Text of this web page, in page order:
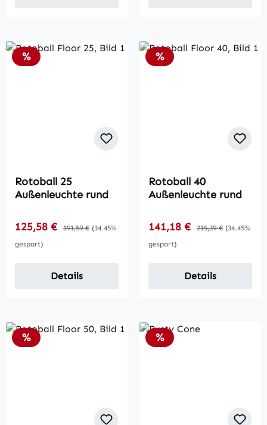
Rabatt
%
Rotoball 25
Außenleuchte rund
Verkaufspreis:
125,58 € Regulärer Preis:
191,59 € (34.45%
gespart)
Details
Rabatt
%
Rotoball 40
Außenleuchte rund
Verkaufspreis:
141,18 € Regulärer Preis:
215,39 € (34.45%
gespart)
Details
Rabatt
% Rabatt
%